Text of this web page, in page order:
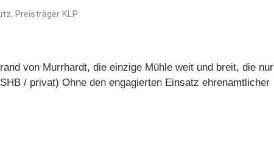
, Preisträger KLP
von Murrhardt, die einzige Mühle weit und breit, die nur
/ privat) Ohne den engagierten Einsatz ehrenamtlicher